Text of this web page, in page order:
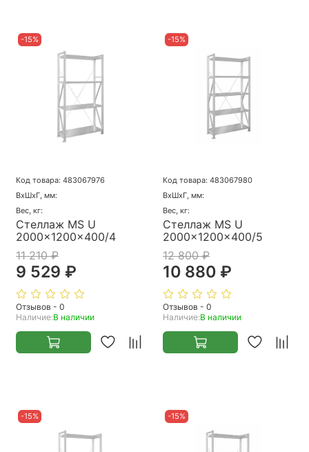
-15%
Код товара: 483067976
ВхШхГ, мм:
Вес, кг:
Стеллаж MS U
2000x1200x400/4
11 210 ₽
9 529 ₽
Отзывов - 0
Наличие:В наличии
-15%
Код товара: 483067980
ВхШхГ, мм:
Вес, кг:
Стеллаж MS U
2000x1200x400/5
12 800 ₽
10 880 ₽
Отзывов - 0
Наличие:В наличии
-15% -15%